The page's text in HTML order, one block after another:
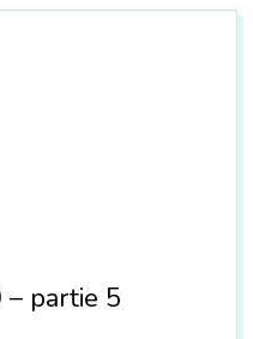
– partie 5